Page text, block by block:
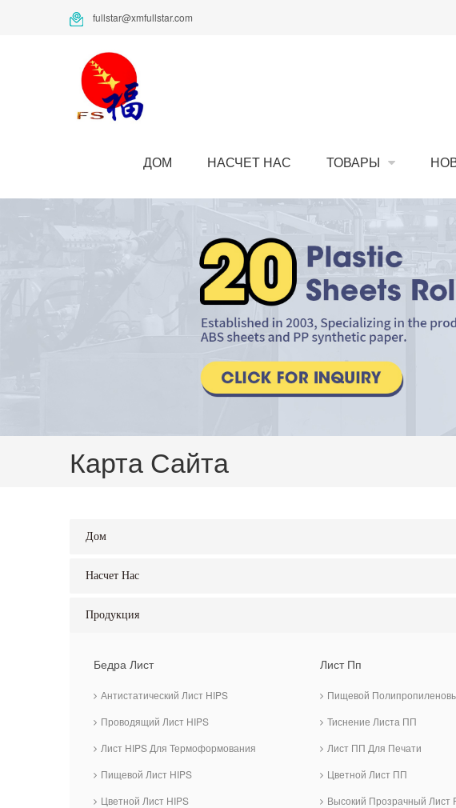
fullstar@xmfullstar.com
ДОМ НАСЧЕТ НАС ТОВАРЫ
Карта Сайта
Дом
Насчет Нас
Продукция
Бедра Лист
Антистатический Лист HIPS
Проводящий Лист HIPS
Лист HIPS Для Термоформования
Пищевой Лист HIPS
Цветной Лист HIPS
Лист Пп
Пищевой
Тиснение Листа ПП
Лист ПП Для Печати
Цветной Лист ПП
Высокий Прозрачный Лист